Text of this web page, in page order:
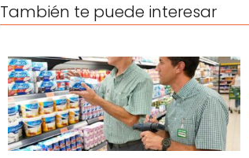
También te puede interesar